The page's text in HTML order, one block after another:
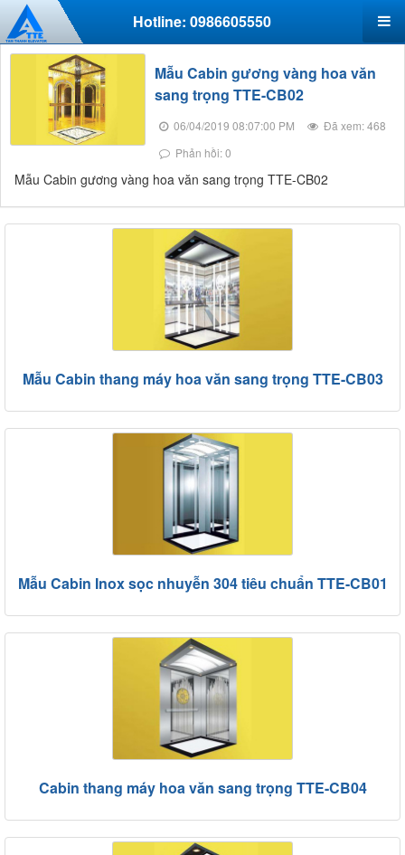
Hotline: 0986605550
Mẫu Cabin gương vàng hoa văn
sang trọng TTE-CB02
06/04/2019 08:07:00 PM
Đã xem: 468
Phản hồi: 0
Mẫu Cabin gương vàng hoa văn sang trọng TTE-CB02
Mẫu Cabin thang máy hoa văn sang trọng TTE-CB03
Mẫu Cabin Inox sọc nhuyễn 304 tiêu chuẩn TTE-CB01
Cabin thang máy hoa văn sang trọng TTE-CB04